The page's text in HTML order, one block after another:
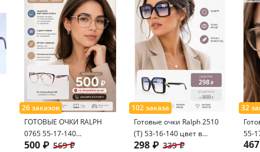
ГОТОВЫЕ ОЧКИ RALPH
0765 55-17-140
БЛЮБЛОКЕР
500 ₽ 569 ₽
Готовые очки Ralph 2510
(Т) 53-16-140 цвет в
ассорименте
298 ₽ 339 ₽
55-